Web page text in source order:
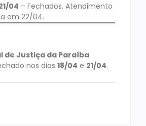
04 – Fechados. Atendimento
em 22/04.
de Justiça da Paraíba
nos dias 18/04 e 21/04.